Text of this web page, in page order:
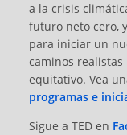
a la crisis
futuro neto cero,
para iniciar un
caminos
equitativo. Vea
programas e
Sigue a TED en